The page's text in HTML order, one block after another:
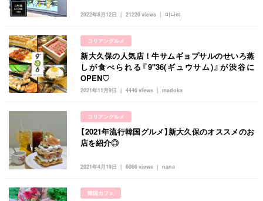
2022年8月12日 미나리
21220 views
コリアングルメ
2021年11月9日 madoka
4446 views
新大久保の人気店！牛サムギョプサルのせいろ蒸
しが食べられる『9"36(ギュウサム)』が渋谷に
OPEN♡
コリアングルメ
2021年4月19日 nana
6066 views
【2021年流行韓国グルメ】新大久保のオススメのお
店を紹介◎
韓国カフェ